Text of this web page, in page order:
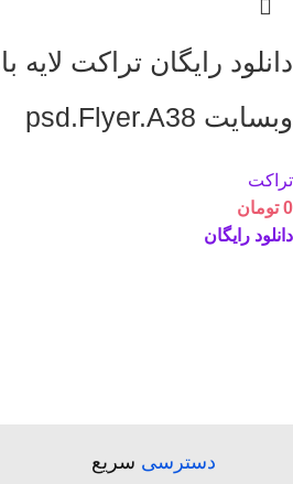
دانلود رایگان تراکت لایه
وبسایت psd.Flyer.A38
تراکت
0 تومان
دانلود رایگان
دسترسی سریع